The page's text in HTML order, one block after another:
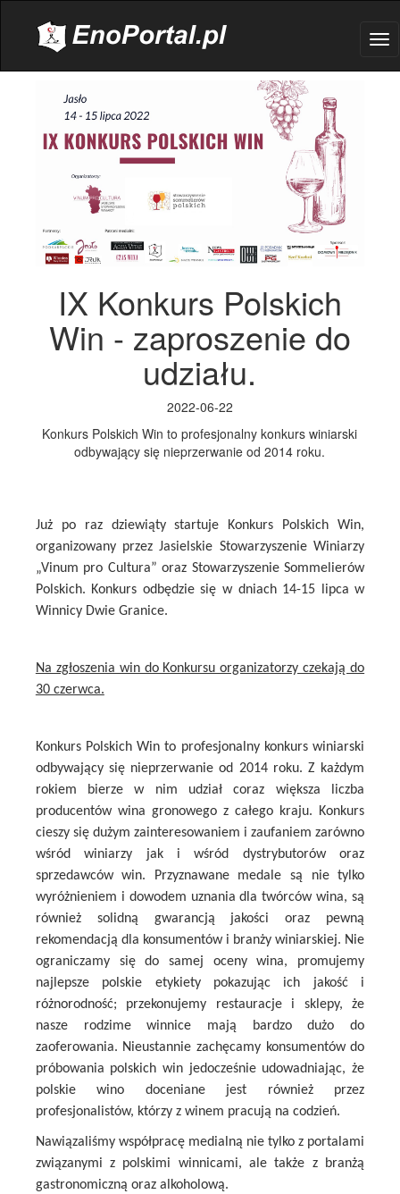
IX Konkurs Polskich
Win - zaproszenie do
udziału.
2022-06-22
Konkurs Polskich Win to profesjonalny konkurs winiarski
odbywający się nieprzerwanie od 2014 roku.
Już po raz dziewiąty startuje Konkurs Polskich Win,
organizowany przez Jasielskie Stowarzyszenie Winiarzy
„Vinum pro Cultura” oraz Stowarzyszenie Sommelierów
Polskich. Konkurs odbędzie się w dniach 14-15 lipca w
Winnicy Dwie Granice.
Na zgłoszenia win do Konkursu organizatorzy czekają do
30 czerwca.
Konkurs Polskich Win to profesjonalny konkurs winiarski
odbywający się nieprzerwanie od 2014 roku. Z każdym
rokiem bierze w nim udział coraz większa liczba
producentów wina gronowego z całego kraju. Konkurs
cieszy się dużym zainteresowaniem i zaufaniem zarówno
wśród winiarzy jak i wśród dystrybutorów oraz
sprzedawców win. Przyznawane medale są nie tylko
wyróżnieniem i dowodem uznania dla twórców wina, są
również solidną gwarancją jakości oraz pewną
rekomendacją dla konsumentów i branży winiarskiej. Nie
ograniczamy się do samej oceny wina, promujemy
najlepsze polskie etykiety pokazując ich jakość i
różnorodność; przekonujemy restauracje i sklepy, że
nasze rodzime winnice mają bardzo dużo do
zaoferowania. Nieustannie zachęcamy konsumentów do
próbowania polskich win jedocześnie udowadniając, że
polskie wino doceniane jest również przez
profesjonalistów, którzy z winem pracują na codzień.
Nawiązaliśmy współpracę medialną nie tylko z portalami
związanymi z polskimi winnicami, ale także z branżą
gastronomiczną oraz alkoholową.